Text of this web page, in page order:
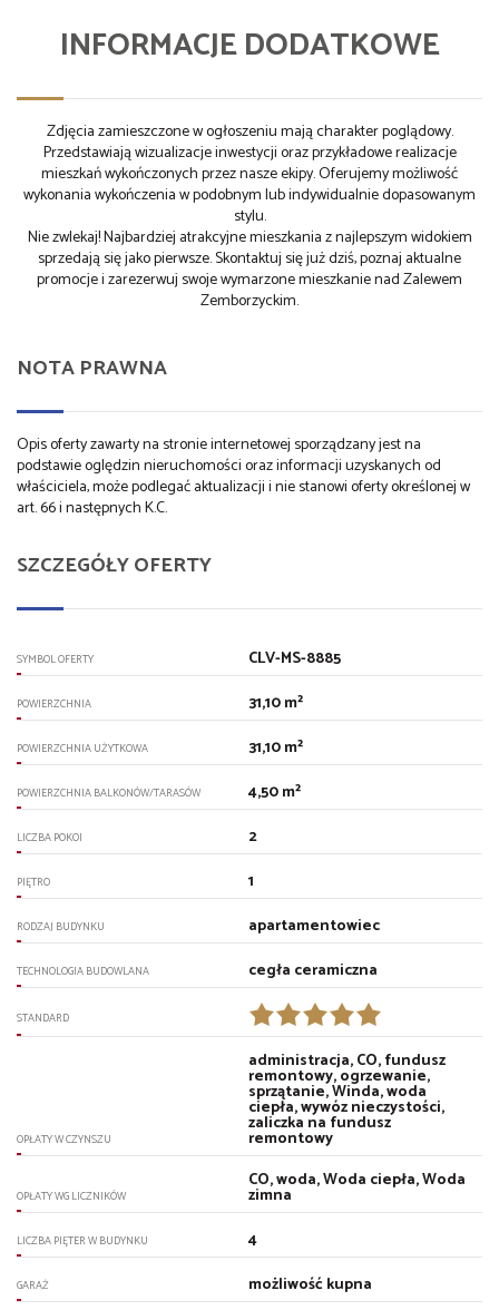
INFORMACJE DODATKOWE
Zdjęcia zamieszczone w ogłoszeniu mają charakter poglądowy.
Przedstawiają wizualizacje inwestycji oraz przykładowe realizacje
mieszkań wykończonych przez nasze ekipy. Oferujemy możliwość
wykonania wykończenia w podobnym lub indywidualnie dopasowanym
stylu.
Nie zwlekaj! Najbardziej atrakcyjne mieszkania z najlepszym widokiem
sprzedają się jako pierwsze. Skontaktuj się już dziś, poznaj aktualne
promocje i zarezerwuj swoje wymarzone mieszkanie nad Zalewem
Zemborzyckim.
NOTA PRAWNA
Opis oferty zawarty na stronie internetowej sporządzany jest na
podstawie oględzin nieruchomości oraz informacji uzyskanych od
właściciela, może podlegać aktualizacji i nie stanowi oferty określonej w
art. 66 i następnych K.C.
SZCZEGÓŁY OFERTY
SYMBOL OFERTY CLV-MS-8885
POWIERZCHNIA 31,10 m²
POWIERZCHNIA UŻYTKOWA 31,10 m²
POWIERZCHNIA BALKONÓW/TARASÓW 4,50 m²
LICZBA POKOI 2
PIĘTRO 1
RODZAJ BUDYNKU apartamentowiec
TECHNOLOGIA BUDOWLANA cegła ceramiczna
STANDARD
OPŁATY W CZYNSZU
administracja, CO, fundusz
remontowy, ogrzewanie,
sprzątanie, Winda, woda
ciepła, wywóz nieczystości,
zaliczka na fundusz
remontowy
OPŁATY WG LICZNIKÓW
CO, woda, Woda ciepła, Woda
zimna
LICZBA PIĘTER W BUDYNKU 4
GARAŻ możliwość kupna